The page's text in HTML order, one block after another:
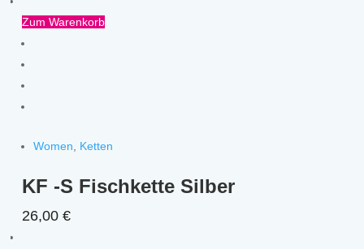
Zum Warenkorb
Women Ketten
KF -S Fischkette Silber
26,00€